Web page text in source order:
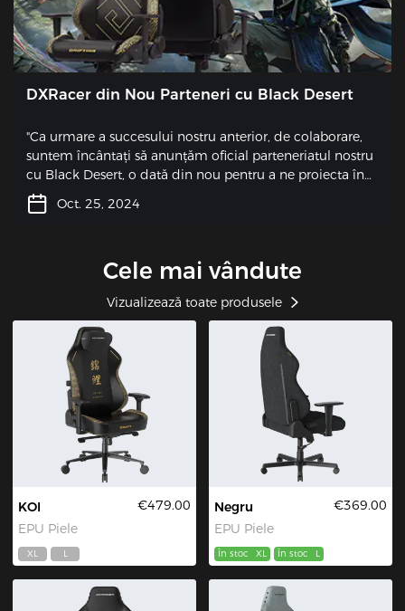
DXRacer din Nou Parteneri cu Black Desert
"Ca urmare a succesului nostru anterior, de colaborare,
suntem încântați să anunțăm oficial parteneriatul nostru
cu Black Desert, o dată din nou pentru a ne proiecta în
ediție limitată de jocuri de scaun. De la lansarea sa,
Black Desert a devenit una dintre cele mai populare
fantastică, jocul narativ se învârte în jurul conflictului
jucător este un erou de propria lor poveste, cu aventuri
unice așteaptă în fiecare războinic. "
Oct. 25, 2024
Cele mai vândute
Vizualizează toate produsele
KOI
EPU Piele
€479.00
XL L
Negru
EPU Piele
€369.00
În stoc XL În stoc L